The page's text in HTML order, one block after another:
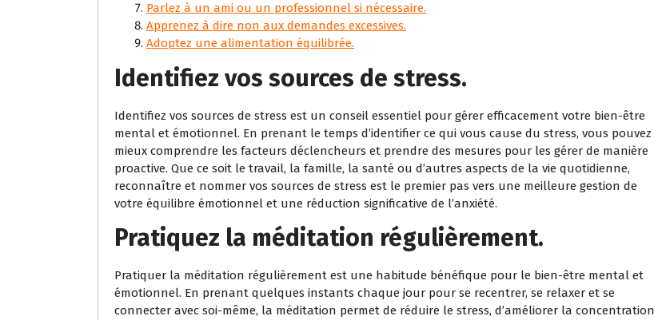
Parlez à un ami ou un professionnel si nécessaire.
Apprenez à dire non aux demandes excessives.
Adoptez une alimentation équilibrée.
Identifiez vos sources de stress.
Identifiez vos sources de stress est un conseil essentiel pour gérer efficacement votre bien-être
mental et émotionnel. En prenant le temps d’identifier ce qui vous cause du stress, vous pouvez
mieux comprendre les facteurs déclencheurs et prendre des mesures pour les gérer de manière
proactive. Que ce soit le travail, la famille, la santé ou d’autres aspects de la vie quotidienne,
reconnaître et nommer vos sources de stress est le premier pas vers une meilleure gestion de
votre équilibre émotionnel et une réduction significative de l’anxiété.
Pratiquez la méditation régulièrement.
Pratiquer la méditation régulièrement est une habitude bénéfique pour le bien-être mental et
émotionnel. En prenant quelques instants chaque jour pour se recentrer, se relaxer et se
connecter avec soi-même, la méditation permet de réduire le stress, d’améliorer la concentration